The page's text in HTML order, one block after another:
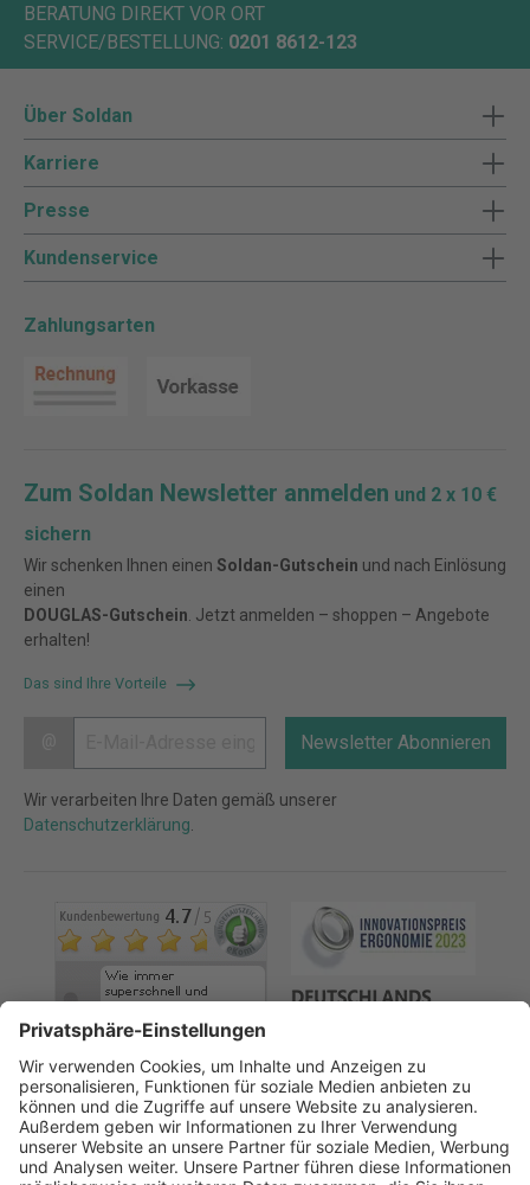
BERATUNG DIREKT VOR ORT
SERVICE/BESTELLUNG: 0201 8612-123
Über Soldan
Karriere
Presse
Kundenservice
Zahlungsarten
Zum Soldan Newsletter anmelden und 2 x 10 €
sichern
Wir schenken Ihnen einen Soldan-Gutschein und nach Einlösung
einen
DOUGLAS-Gutschein . Jetzt anmelden – shoppen – Angebote
erhalten!
Das sind Ihre Vorteile
Newsletter Abonnieren
Wir verarbeiten Ihre Daten gemäß unserer
Datenschutzerklärung